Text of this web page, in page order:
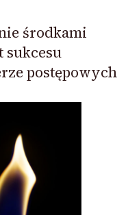
środkami
postępowych